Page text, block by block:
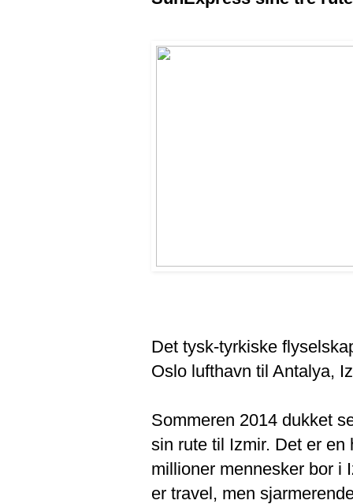
Det tysk-tyrkiske
Oslo lufthavn til Antalya,
Sommeren 2014 dukket
sin rute til Izmir. Det er
millioner mennesker bor i
er travel, men